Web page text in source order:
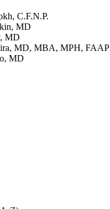
C.F.N.P.
MD
MD
MD, MBA, MPH, FAAP
MD